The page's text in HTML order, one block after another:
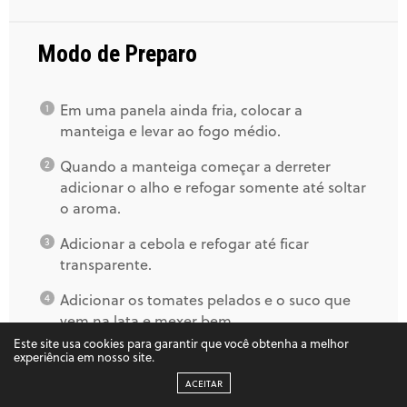
21/09/2019 ÀS 1:30 PM
★★ ★★
BERNARDO P BATISTA DISSE:
Boa noite! Testei essa receita hoje e ficou sensacional.
etapa, torna essa receita à prova de falhas! Muito
grato pelo seu trabalho!
★★
GENI CAMPEÃO
Vc sabe me dizer porque a massa depois de pronta
escurece? Mesmo após cozida as vezes ele escurece
DISSE:
Posso assar minha massa caseira sem cozimento em
Modo de Preparo
Em uma panela ainda fria, colocar a
manteiga e levar ao fogo médio.
Quando a manteiga começar a derreter
adicionar o alho e refogar somente até soltar
o aroma.
Adicionar a cebola e refogar até ficar
transparente.
Adicionar os tomates pelados e o suco que
vem na lata e mexer bem.
Deixar refogar em fogo baixo, adicionando
água ocasionalmente e mexendo até que os
tomates estejam desmanchados e o molho
Este site usa cookies para garantir que você obtenha a melhor
experiência em nosso site.
ACEITAR